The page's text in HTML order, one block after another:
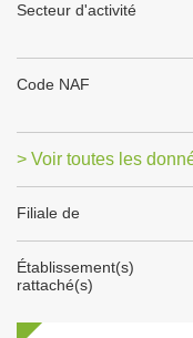
Secteur d'activité
Code NAF
> Voir toutes les
Filiale de
Établissement(s)
rattaché(s)